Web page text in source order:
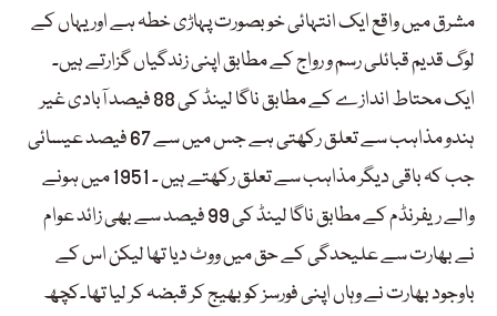
مشرق میں واقع ایک انتہائی خوبصورت پہاڑی خطہ ہے اور یہاں کے
لوگ قدیم قبائلی رسم و رواج کے مطابق اپنی زندگیاں گزارتے ہیں۔
ایک محتاط اندازے کے مطابق ناگا لینڈ کی 88 فیصد آبادی غیر
ہندو مذاہب سے تعلق رکھتی ہے جس میں سے 67 فیصد عیسائی
جب کہ باقی دیگر مذاہب سے تعلق رکھتے ہیں ۔ 1951 میں ہونے
والے ریفرنڈم کے مطابق ناگا لینڈ کی 99 فیصد سے بھی زائد عوام
نے بھارت سے علیحدگی کے حق میں ووٹ دیا تھا لیکن اس کے
باوجود بھارت نے وہاں اپنی فورسز کو بھیج کر قبضہ کر لیا تھا۔کچھ